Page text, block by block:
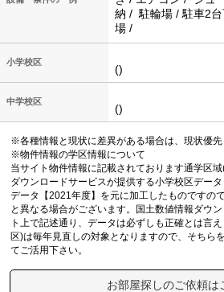
納 / 駐輪場 / 駐車2
場 /
小学校区
()
中学校区
()
※各種情報と現状に差異がある場合は、現状優先
※物件情報の学区情報について
当サイト物件情報に記載されております通学区
ダウンロードサービスが提供する小学校区デー
データ【2021年度】を元に加工したものですの
と異なる場合がございます。国土数値情報ダウ
ト上で記述通り、データは必ずしも正確とは言
区)は毎年見直しの対象となりますので、そちら
てご活用下さい。
お部屋探しのご依頼は